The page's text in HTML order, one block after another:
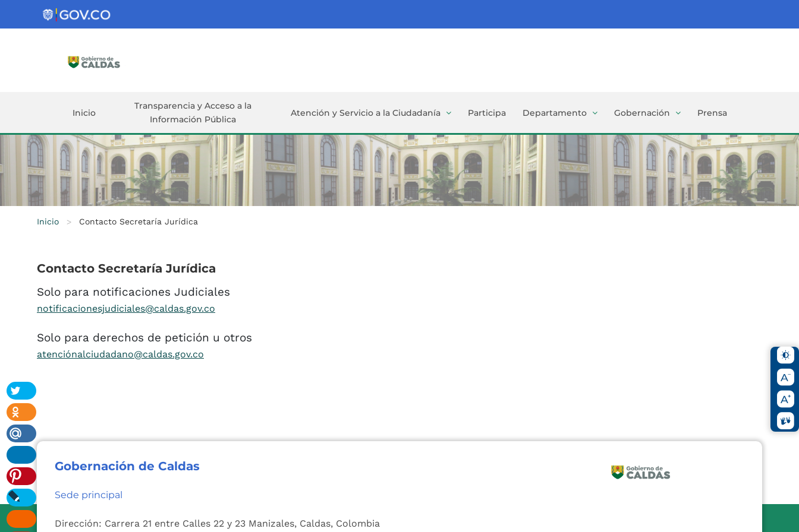
Gobernación
Inicio
Transparencia y Acceso a la
Información Pública
Atención y Servicio a la Ciudadanía Participa Departamento Gobernación Prensa
Inicio > Contacto Secretaría Jurídica
Contacto Secretaría Jurídica
Solo para notificaciones Judiciales
notificacionesjudiciales@caldas.gov.co
Solo para derechos de petición u otros
atenciónalciudadano@caldas.gov.co
Gobernación de Caldas
Sede principal
Dirección: Carrera 21 entre Calles 22 y 23 Manizales, Caldas, Colombia